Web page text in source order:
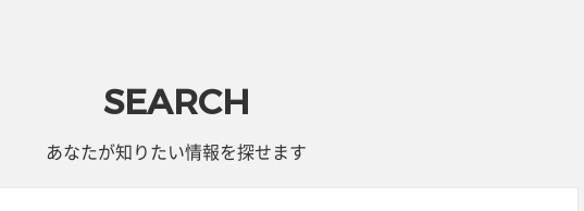
SEARCH
あなたが知りたい情報を探せます